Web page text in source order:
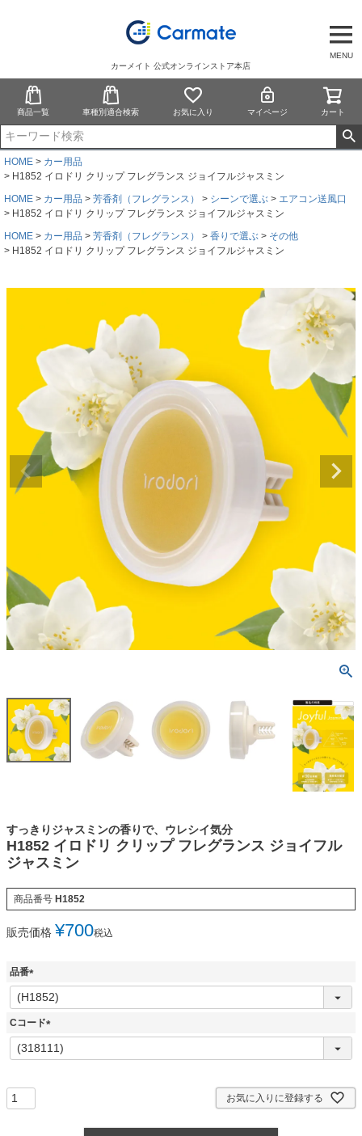
MENU
カーメイト 公式オンラインストア本店
商品一覧 車種別適合検索 お気に入り マイページ カート
HOME
カー用品
H1852 イロドリ クリップ フレグランス ジョイフルジャスミン
HOME
カー用品 芳香剤（フレグランス） シーンで選ぶ
エアコン送風口
H1852 イロドリ クリップ フレグランス ジョイフルジャスミン
HOME
カー用品 芳香剤（フレグランス） 香りで選ぶ
その他
H1852 イロドリ クリップ フレグランス ジョイフルジャスミン
すっきりジャスミンの香りで、ウレシイ気分
H1852 イロドリ クリップ フレグランス ジョイフル
ジャスミン
商品番号 H1852
販売価格 ¥700税込
品番
(
必
須
Cコード
(
必
お気に入りに登録する